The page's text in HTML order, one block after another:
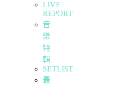
LIVE
REPORT
音
樂
特
輯
SETLIST
最